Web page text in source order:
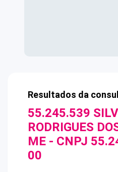
Resultados da
55.245.539
RODRIGUES
ME - CNPJ
00